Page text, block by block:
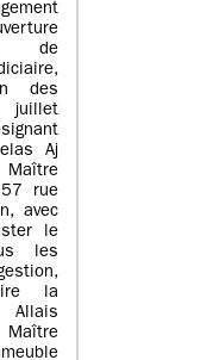
de
des
juillet
Aj
Maître
57 rue
avec
le
les
la